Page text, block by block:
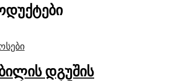
დგუშის